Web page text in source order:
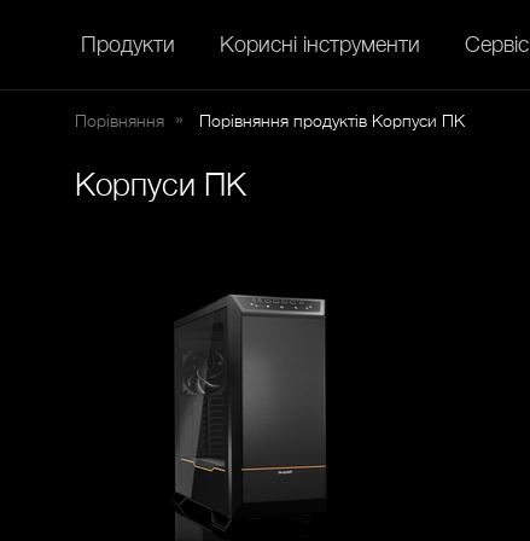
Продукти Корисні інструменти Сервіс
Порівняння Порівняння продуктів Корпуси ПК
Корпуси ПК